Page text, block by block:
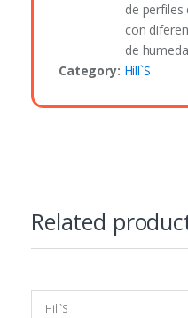
de perfiles
con
de
Category: Hill`S
Related
Hill`S